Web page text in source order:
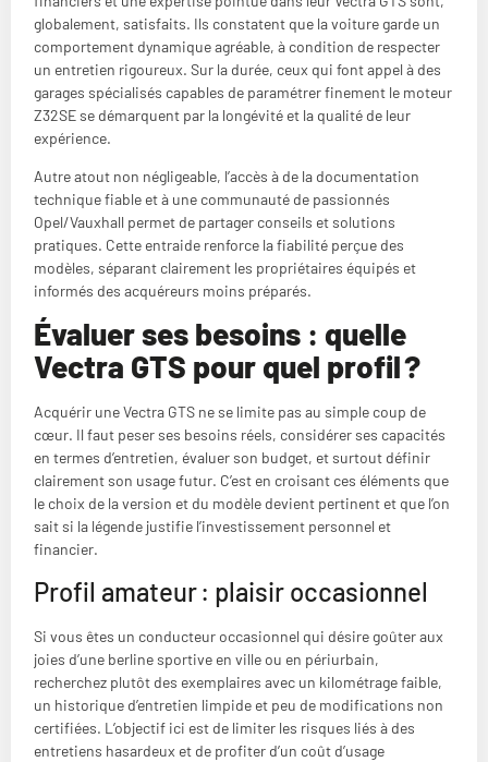
globalement, satisfaits. Ils constatent que la voiture garde un
comportement dynamique agréable, à condition de respecter
un entretien rigoureux. Sur la durée, ceux qui font appel à des
garages spécialisés capables de paramétrer finement le moteur
Z32SE se démarquent par la longévité et la qualité de leur
expérience.
Autre atout non négligeable, l’accès à de la documentation
technique fiable et à une communauté de passionnés
Opel/Vauxhall permet de partager conseils et solutions
pratiques. Cette entraide renforce la fiabilité perçue des
modèles, séparant clairement les propriétaires équipés et
informés des acquéreurs moins préparés.
Évaluer ses besoins : quelle
Vectra GTS pour quel profil ?
Acquérir une Vectra GTS ne se limite pas au simple coup de
cœur. Il faut peser ses besoins réels, considérer ses capacités
en termes d’entretien, évaluer son budget, et surtout définir
clairement son usage futur. C’est en croisant ces éléments que
le choix de la version et du modèle devient pertinent et que l’on
sait si la légende justifie l’investissement personnel et
financier.
Profil amateur : plaisir occasionnel
Si vous êtes un conducteur occasionnel qui désire goûter aux
joies d’une berline sportive en ville ou en périurbain,
recherchez plutôt des exemplaires avec un kilométrage faible,
un historique d’entretien limpide et peu de modifications non
certifiées. L’objectif ici est de limiter les risques liés à des
entretiens hasardeux et de profiter d’un coût d’usage